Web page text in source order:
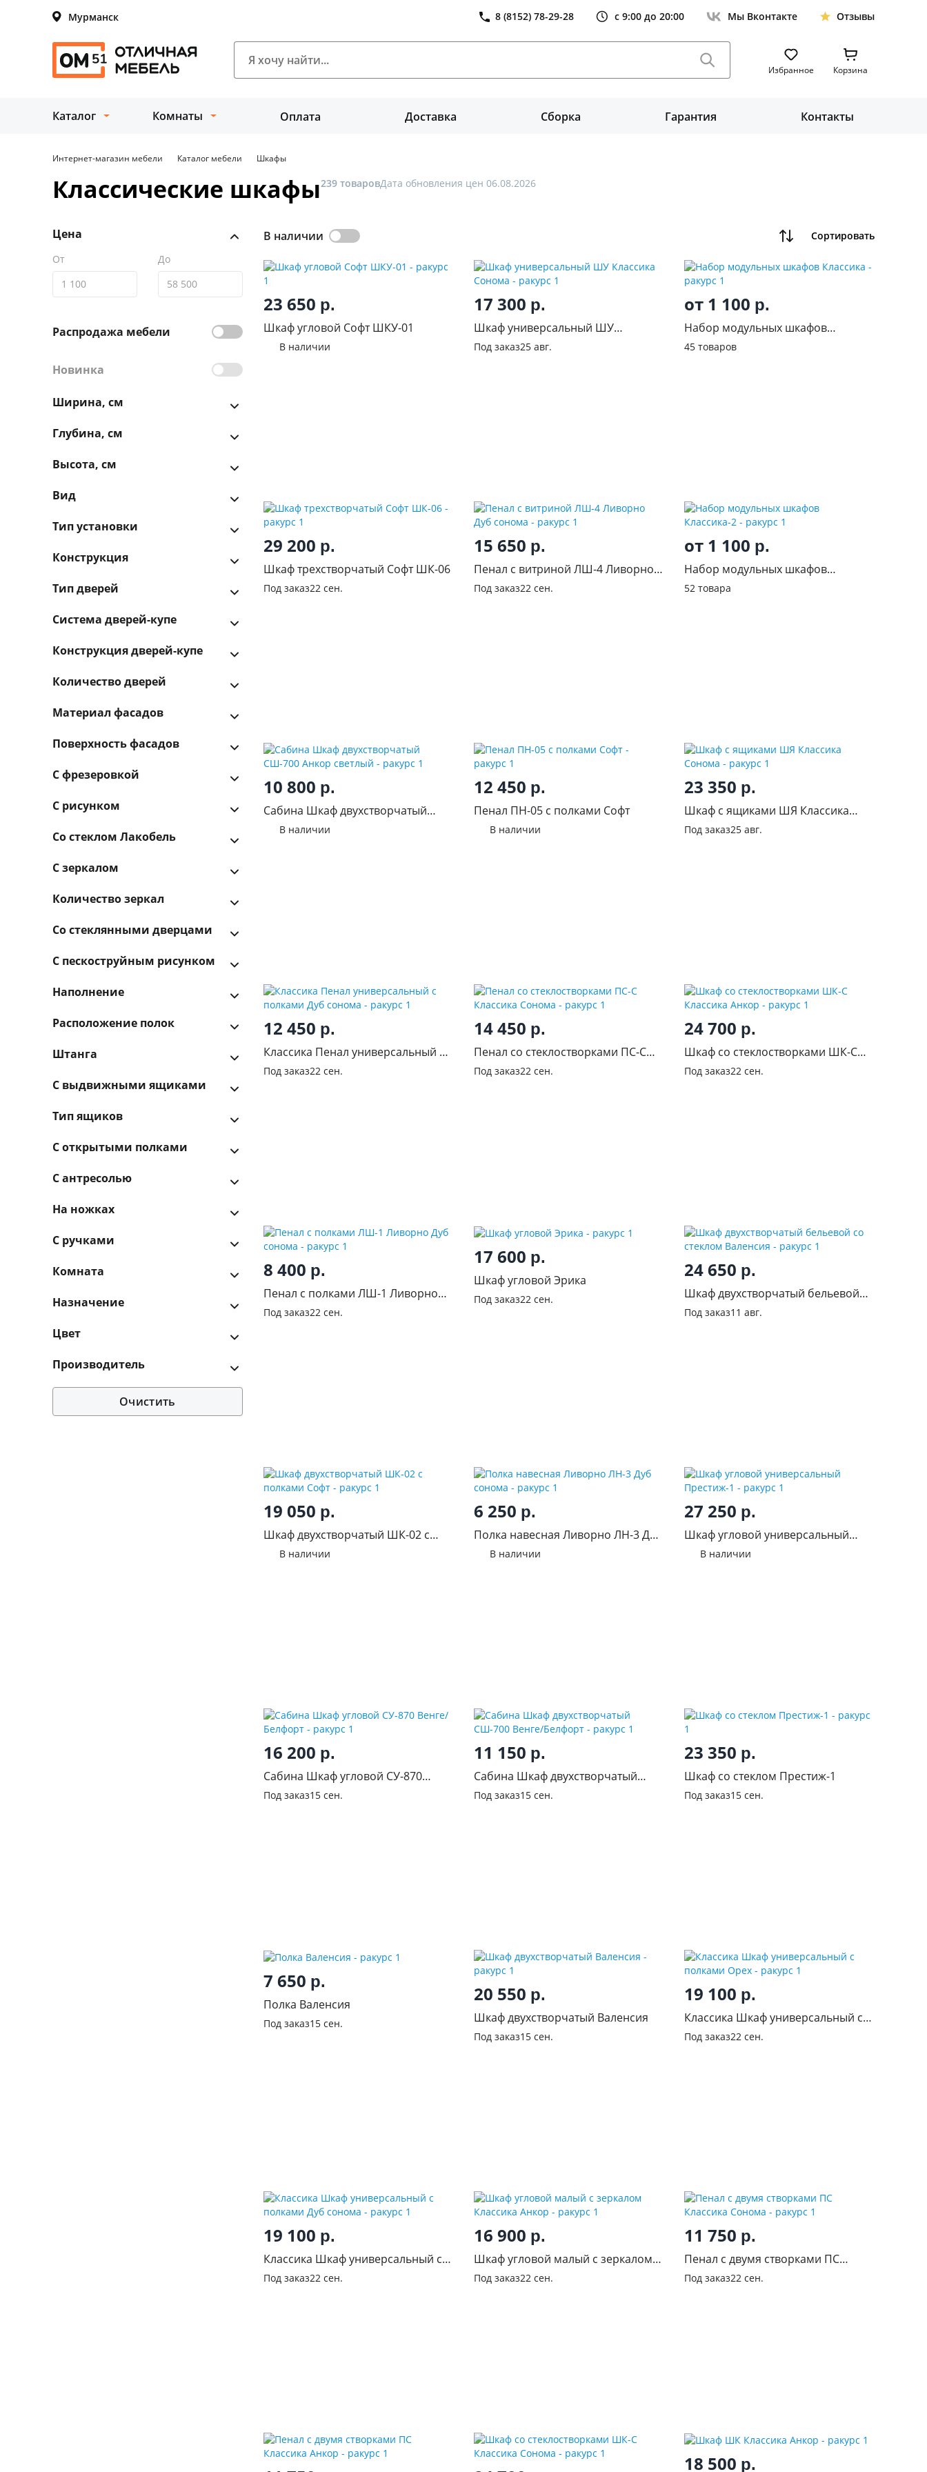
Мурманск 8 (8152) 78-29-28 с 9:00 до 20:00 Мы Вконтакте Отзывы
Избранное Корзина
Каталог Комнаты Оплата Доставка Сборка Гарантия Контакты
Интернет-магазин мебели Каталог мебели Шкафы
Классические шкафы239 товаровДата обновления цен 06.08.2026
Цена
От До
Распродажа мебели
Новинка
Ширина, см
Глубина, см
Высота, см
Вид
Тип установки
Конструкция
Тип дверей
Система дверей-купе
Конструкция дверей-купе
Количество дверей
Материал фасадов
Поверхность фасадов
С фрезеровкой
С рисунком
Со стеклом Лакобель
С зеркалом
Количество зеркал
Со стеклянными дверцами
С пескоструйным рисунком
Наполнение
Расположение полок
Штанга
С выдвижными ящиками
Тип ящиков
С открытыми полками
С антресолью
На ножках
С ручками
Комната
Назначение
Цвет
Производитель
Очистить
В наличии Сортировать
23 650 р.
Шкаф угловой Софт ШКУ-01
В наличии
17 300 р.
Шкаф универсальный ШУ
Классика Сонома
Под заказ25 авг.
от 1 100 р.
Набор модульных шкафов
Классика
45 товаров
29 200 р.
Шкаф трехстворчатый Софт ШК-06
Под заказ22 сен.
15 650 р.
Пенал с витриной ЛШ-4 Ливорно
Дуб сонома
Под заказ22 сен.
от 1 100 р.
Набор модульных шкафов
Классика-2
52 товара
10 800 р.
Сабина Шкаф двухстворчатый
СШ-700 Анкор светлый
В наличии
12 450 р.
Пенал ПН-05 с полками Софт
В наличии
23 350 р.
Шкаф с ящиками ШЯ Классика
Сонома
Под заказ25 авг.
12 450 р.
Классика Пенал универсальный с
полками Дуб сонома
Под заказ22 сен.
14 450 р.
Пенал со стеклостворками ПС-С
Классика Сонома
Под заказ22 сен.
24 700 р.
Шкаф со стеклостворками ШК-С
Классика Анкор
Под заказ22 сен.
8 400 р.
Пенал с полками ЛШ-1 Ливорно
Дуб сонома
Под заказ22 сен.
17 600 р.
Шкаф угловой Эрика
Под заказ22 сен.
24 650 р.
Шкаф двухстворчатый бельевой
со стеклом Валенсия
Под заказ11 авг.
19 050 р.
Шкаф двухстворчатый ШК-02 с
полками Софт
В наличии
6 250 р.
Полка навесная Ливорно ЛН-3 Дуб
сонома
В наличии
27 250 р.
Шкаф угловой универсальный
Престиж-1
В наличии
16 200 р.
Сабина Шкаф угловой СУ-870
Венге/Белфорт
Под заказ15 сен.
11 150 р.
Сабина Шкаф двухстворчатый
СШ-700 Венге/Белфорт
Под заказ15 сен.
23 350 р.
Шкаф со стеклом Престиж-1
Под заказ15 сен.
7 650 р.
Полка Валенсия
Под заказ15 сен.
20 550 р.
Шкаф двухстворчатый Валенсия
Под заказ15 сен.
19 100 р.
Классика Шкаф универсальный с
полками Орех
Под заказ22 сен.
19 100 р.
Классика Шкаф универсальный с
полками Дуб сонома
Под заказ22 сен.
16 900 р.
Шкаф угловой малый с зеркалом
Классика Анкор
Под заказ22 сен.
11 750 р.
Пенал с двумя створками ПС
Классика Сонома
Под заказ22 сен.
18 500 р.